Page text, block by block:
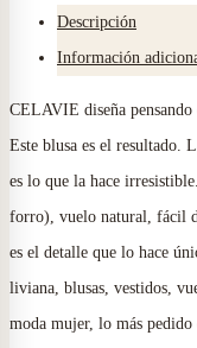
Descripción
Información
CELAVIE diseña
Este blusa es el resultado.
es lo que la hace
forro), vuelo natural, fácil
es el detalle que lo hace
liviana, blusas, vestidos,
moda mujer, lo más